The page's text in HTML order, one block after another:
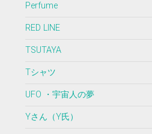
Perfume
RED LINE
TSUTAYA
Tシャツ
UFO ・宇宙人の夢
Yさん（Y氏）